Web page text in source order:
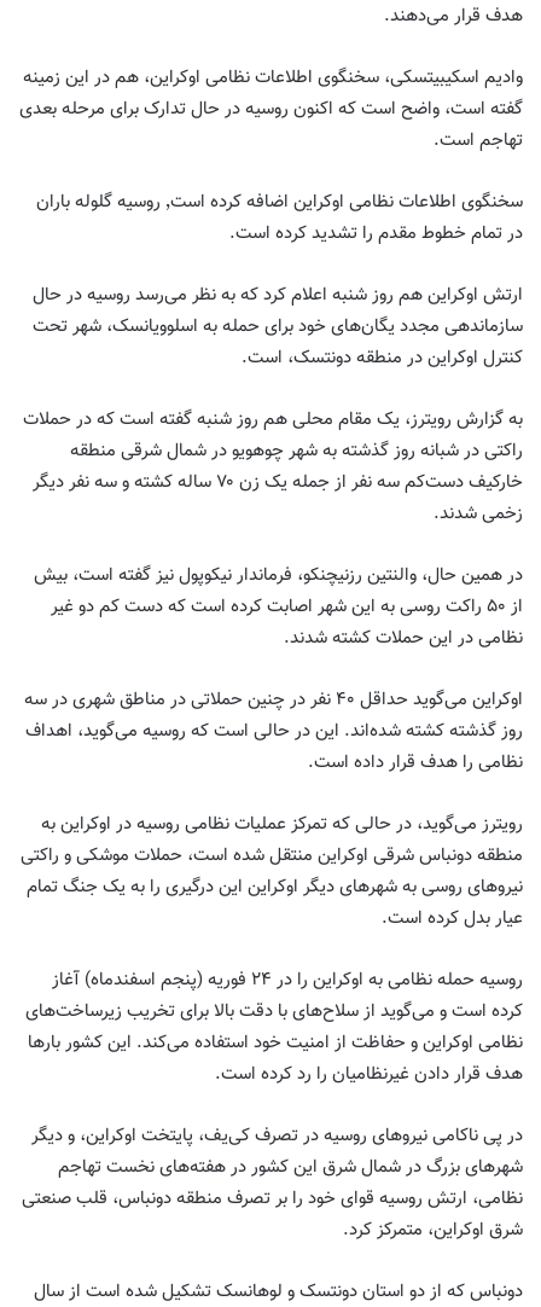
هدف قرار می‌دهند.
وادیم اسکیبیتسکی، سخنگوی اطلاعات نظامی اوکراین، هم در این زمینه
گفته است، واضح است که اکنون روسیه در حال تدارک برای مرحله بعدی
تهاجم است.
سخنگوی اطلاعات نظامی اوکراین اضافه کرده است٬ روسیه گلوله باران
در تمام خطوط مقدم را تشدید کرده است.
ارتش اوکراین هم روز شنبه اعلام کرد که به نظر می‌رسد روسیه در حال
سازماندهی مجدد یگان‌های خود برای حمله به اسلوویانسک، شهر تحت
کنترل اوکراین در منطقه دونتسک، است.
به گزارش رویترز، یک مقام محلی هم روز شنبه گفته است که در حملات
راکتی در شبانه روز گذشته به شهر چوهویو در شمال شرقی منطقه
خارکیف دست‌کم سه نفر از جمله یک زن ۷۰ ساله کشته و سه نفر دیگر
زخمی شدند.
در همین حال، والنتین رزنیچنکو، فرماندار نیکوپول نیز گفته است، بیش
از ۵۰ راکت روسی به این شهر اصابت کرده است که دست کم دو غیر
نظامی در این حملات کشته شدند.
اوکراین می‌گوید حداقل ۴۰ نفر در چنین حملاتی در مناطق شهری در سه
روز گذشته کشته شده‌اند. این در حالی است که روسیه می‌گوید، اهداف
نظامی را هدف قرار داده است.
رویترز می‌گوید، در حالی که تمرکز عملیات نظامی روسیه در اوکراین به
منطقه دونباس شرقی اوکراین منتقل شده است، حملات موشکی و راکتی
نیروهای روسی به شهرهای دیگر اوکراین این درگیری را به یک جنگ تمام
عیار بدل کرده است.
روسیه حمله نظامی به اوکراین را در ۲۴ فوریه (پنجم اسفندماه) آغاز
کرده است و می‌گوید از سلاح‌های با دقت بالا برای تخریب زیرساخت‌های
نظامی اوکراین و حفاظت از امنیت خود استفاده می‌کند. این کشور بارها
هدف قرار دادن غیرنظامیان را رد کرده است.
در پی ناکامی نیروهای روسیه در تصرف کی‌یف، پایتخت اوکراین، و دیگر
شهرهای بزرگ در شمال شرق این کشور در هفته‌های نخست تهاجم
نظامی، ارتش روسیه قوای خود را بر تصرف منطقه دونباس، قلب صنعتی
شرق اوکراین، متمرکز کرد.
دونباس که از دو استان دونتسک و لوهانسک تشکیل شده است از سال